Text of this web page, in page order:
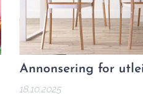
Annonsering for
18.10.2025